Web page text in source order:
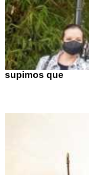
supimos que